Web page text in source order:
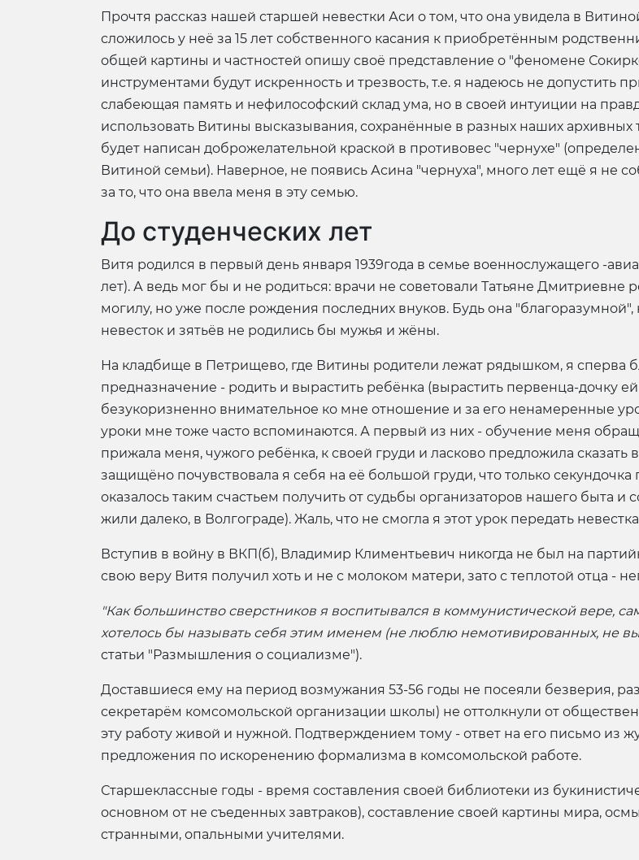
Прочтя рассказ нашей старшей невестки Аси о том, что она увидела в
сложилось у неё за 15 лет собственного касания к приобретённым
общей картины и частностей опишу своё представление о "феномене
инструментами будут искренность и трезвость, т.е. я надеюсь не допустить
слабеющая память и нефилософский склад ума, но в своей интуиции на
использовать Витины высказывания, сохранённые в разных наших архивных
будет написан доброжелательной краской в противовес "чернухе"
Витиной семьи). Наверное, не появись Асина "чернуха", много лет ещё я не
за то, что она ввела меня в эту семью.
До студенческих лет
Витя родился в первый день января 1939года в семье военнослужащего -
лет). А ведь мог бы и не родиться: врачи не советовали Татьяне Дмитриевне
могилу, но уже после рождения последних внуков. Будь она
невесток и зятьёв не родились бы мужья и жёны.
На кладбище в Петрищево, где Витины родители лежат рядышком, я сперва
предназначение - родить и вырастить ребёнка (вырастить первенца-дочку
безукоризненно внимательное ко мне отношение и за его ненамеренные
уроки мне тоже часто вспоминаются. А первый из них - обучение меня
прижала меня, чужого ребёнка, к своей груди и ласково предложила сказать
защищёно почувствовала я себя на её большой груди, что только
оказалось таким счастьем получить от судьбы организаторов нашего быта
жили далеко, в Волгограде). Жаль, что не смогла я этот урок передать
Вступив в войну в ВКП(б), Владимир Климентьевич никогда не был на
свою веру Витя получил хоть и не с молоком матери, зато с теплотой отца -
"Как большинство сверстников я воспитывался в коммунистической вере,
хотелось бы называть себя этим именем (не люблю немотивированных, не
статьи "Размышления о социализме").
Доставшиеся ему на период возмужания 53-56 годы не посеяли безверия,
секретарём комсомольской организации школы) не оттолкнули от
эту работу живой и нужной. Подтверждением тому - ответ на его письмо из
предложения по искоренению формализма в комсомольской работе.
Старшеклассные годы - время составления своей библиотеки из
основном от не съеденных завтраков), составление своей картины мира,
странными, опальными учителями.